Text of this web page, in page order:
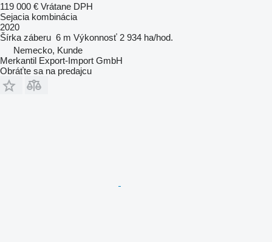
119 000 € Vrátane DPH
Sejacia kombinácia
2020
Šírka záberu 6 m Výkonnosť 2 934 ha/hod.
Nemecko, Kunde
Merkantil Export-Import GmbH
Obráťte sa na predajcu